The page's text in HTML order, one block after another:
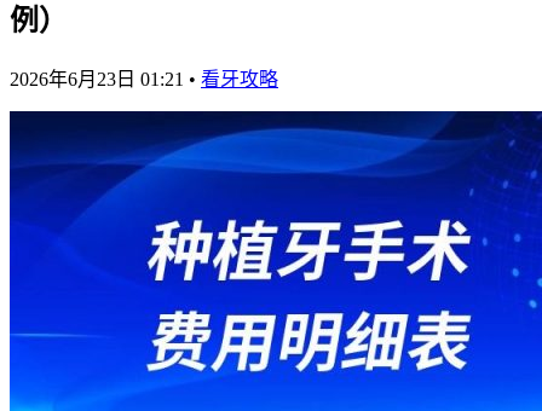
例）
2026年6月23日 01:21 • 看牙攻略